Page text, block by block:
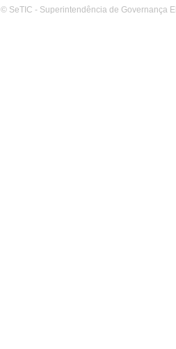
© SeTIC - Superintendência de Governança